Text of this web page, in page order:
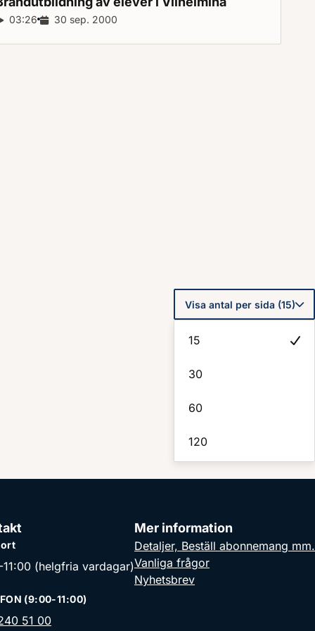
Reportagelängd:
03:26 Releasedatum:
30 sep. 2000
Visa antal per sida (15)
15
30
60
120
(helgfria vardagar)
(9:00-11:00)
51 00
Mer information
Detaljer, Beställ abonnemang mm.
Vanliga frågor
Nyhetsbrev